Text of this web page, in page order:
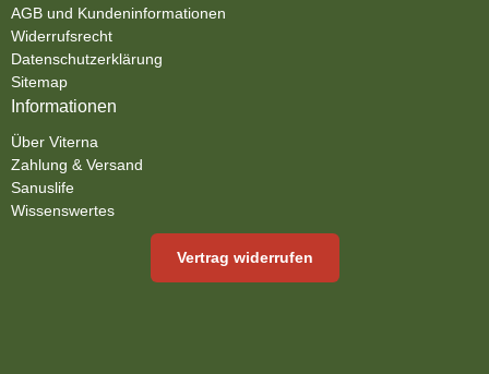
AGB und Kundeninformationen
Widerrufsrecht
Datenschutzerklärung
Sitemap
Informationen
Über Viterna
Zahlung & Versand
Sanuslife
Wissenswertes
Vertrag widerrufen